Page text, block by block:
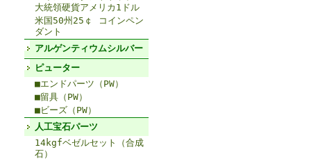
大統領硬貨アメリカ1ドル
米国50州25￠ コインペン
ダント
アルゲンティウムシルバー
ピューター
■エンドパーツ（PW）
■留具（PW）
■ビーズ（PW）
人工宝石パーツ
14kgfベゼルセット（合成
石）